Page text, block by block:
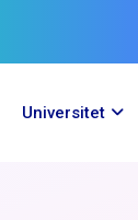
Universitet